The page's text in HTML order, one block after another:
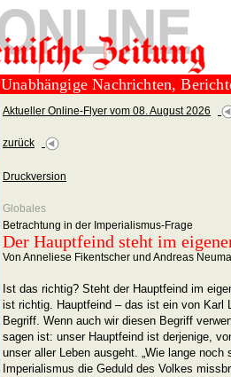
Unabhängige Nachrichten,
Aktueller Online-Flyer vom 08. August 2026
zurück
Druckversion
Globales
Betrachtung in der Imperialismus-Frage
Der Hauptfeind steht im
Von Anneliese Fikentscher und Andreas
Ist das richtig? Steht der Hauptfeind im
ist richtig. Hauptfeind – das ist ein von Karl
Begriff. Wenn auch wir diesen Begriff
sagen ist: unser Hauptfeind ist derjenige,
unser aller Leben ausgeht. „Wie lange
Imperialismus die Geduld des Volkes